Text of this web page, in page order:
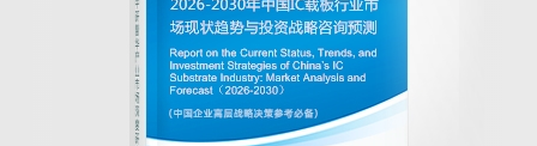
出版日期：2026年5月
《2026-2030年中国IC载板行业市场现状趋势与投资战略咨询预
测报告》由中研普华IC载板行业分析专家领衔撰写，主要分析了IC
载板行业的市场规模、发展现状与投资前景，同时对IC载板行业的
未来发展做出科学的趋势预测和专业的IC载板行业数据分析，帮助